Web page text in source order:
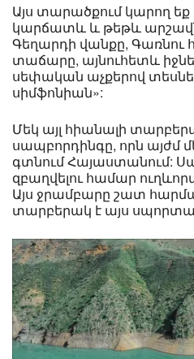
Այս տարածքում կարող
կարճատև և թեթև
Գեղարդի վանքը, Գառնու
տաճարը, այնուհետև
սեփական աչքերով
սիմֆոնիան»:
Մեկ այլ հիանալի
սապբորդինգը, որն այժմ
գտնում Հայաստանում:
զբաղվելու համար
Այս ջրամբարը շատ
տարբերակ է այս